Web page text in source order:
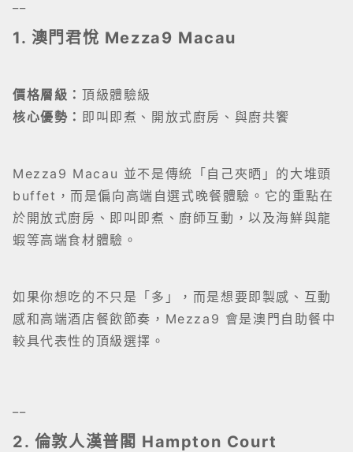
1. 澳門君悅 Mezza9 Macau
價格層級： 頂級體驗級
核心優勢： 即叫即煮、開放式廚房、與廚共饗
Mezza9 Macau 並不是傳統「自己夾晒」的大堆頭
buffet，而是偏向高端自選式晚餐體驗。它的重點在
於開放式廚房、即叫即煮、廚師互動，以及海鮮與龍
蝦等高端食材體驗。
如果你想吃的不只是「多」，而是想要即製感、互動
感和高端酒店餐飲節奏，Mezza9 會是澳門自助餐中
較具代表性的頂級選擇。
2. 倫敦人漢普閣 Hampton Court